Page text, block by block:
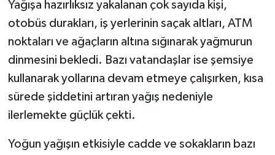
Yağışa hazırlıksız yakalanan çok sayıda kişi,
otobüs durakları, iş yerlerinin saçak altları, ATM
noktaları ve ağaçların altına sığınarak yağmurun
dinmesini bekledi. Bazı vatandaşlar ise şemsiye
kullanarak yollarına devam etmeye çalışırken, kısa
sürede şiddetini artıran yağış nedeniyle
ilerlemekte güçlük çekti.
Yoğun yağışın etkisiyle cadde ve sokakların bazı